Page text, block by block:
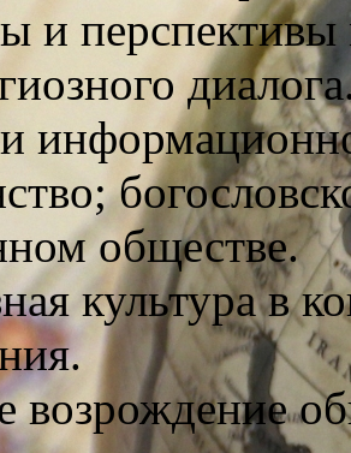
и
обществе.
культура в
возрождение